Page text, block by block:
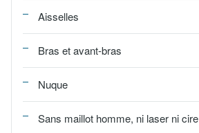
Aisselles
Bras et avant-bras
Nuque
Sans maillot homme, ni laser ni cire